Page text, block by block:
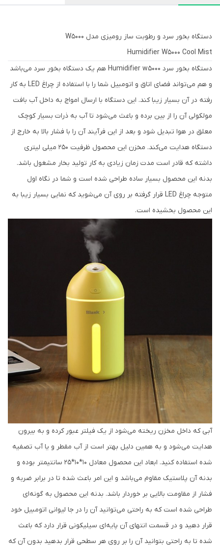
دستگاه بخور سرد و رطوبت ساز رومیزی مدل W5000
Humidifier W5000 Cool Mist
دستگاه بخور سرد Humidifier w5000 هم یک دستگاه بخور سرد می‌باشد
و هم می‌تواند فضای اتاق و اتومبیل شما را با استفاده از چراغ LED به کار
رفته در آن بسیار زیبا کند. این دستگاه با ارسال امواج به داخل آب بافت
مولکولی آن را از بین برده و باعث می‌شود تا آب به ذرات بسیار کوچک
معلق در هوا تبدیل شود و بعد از این فرآیند آن را با فشار بالا به خارج از
دستگاه هدایت می‌کند. مخزن این محصول ظرفیت 250 میلی لیتری
داشته که قادر است مدت زمان زیادی به کار تولید بخار مشغول باشد.
بدنه این محصول بسیار ساده طراحی شده است و شما در نگاه اول
متوجه چراغ LED قرار گرفته بر روی آن می‌شوید که نمایی بسیار زیبا به
این محصول بخشیده است.
آبی که داخل مخزن ریخته می‌شود از یک فیلتر عبور کرده و به بیرون
هدایت می‌شود و به همین دلیل بهتر است از آب مقطر و یا آب تصفیه
شده استفاده کنید. ابعاد این محصول معادل 10*10*25 سانتیمتر بوده و
بدنه آن پلاستیک مقاوم می‌باشد و این امر باعث شده تا در برابر ضربه و
فشار از مقاومت بالایی بر خوردار باشد. بدنه این محصول به گونه‌ای
طراحی شده است که به راحتی می‌توانید آن را در جا لیوانی اتومبیل خود
قرار دهید و در قسمت انتهای آن پایه‌ای سیلیکونی قرار دارد که باعث
شده تا به راحتی بتوانید آن را بر روی هر سطحی قرار بدهید بدون آن که